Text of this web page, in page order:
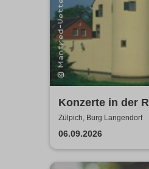
Konzerte in der
Burg Langendorf
Zülpich, Burg Langendorf
06.09.2026